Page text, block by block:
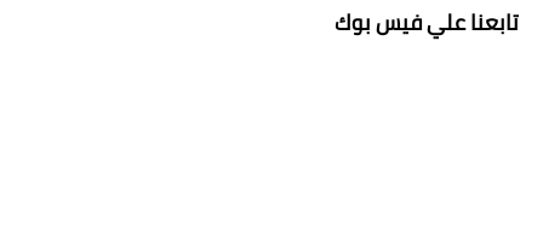
تابعنا علي فيس بوك